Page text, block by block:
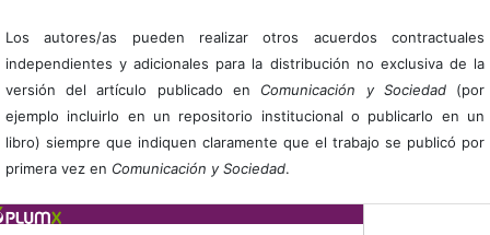
Los autores/as pueden realizar otros acuerdos contractuales
independientes y adicionales para la distribución no exclusiva de la
versión del artículo publicado en Comunicación y Sociedad(por
ejemplo incluirlo en un repositorio institucional o publicarlo en un
libro) siempre que indiquen claramente que el trabajo se publicó por
primera vez en Comunicación y Sociedad.